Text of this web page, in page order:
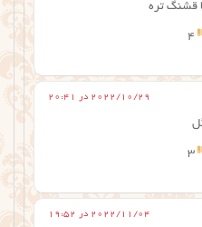
قشنگ تره
4
2022/10/29 در 20:41
3
2022/11/04 در 19:52